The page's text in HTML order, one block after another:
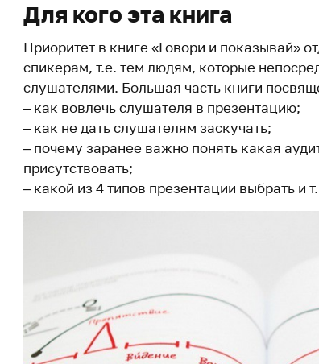
Для кого эта книга
Приоритет в книге «Говори и показывай»
спикерам, т.е. тем людям, которые
слушателями. Большая часть книги
– как вовлечь слушателя в презентацию;
– как не дать слушателям заскучать;
– почему заранее важно понять какая
присутствовать;
– какой из 4 типов презентации выбрать и